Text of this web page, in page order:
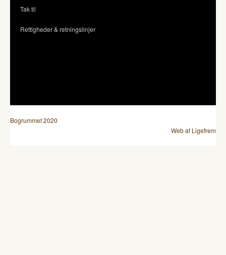
Tak til
Rettigheder & retningslinjer
Bogrummet 2020
Web af Ligefrem